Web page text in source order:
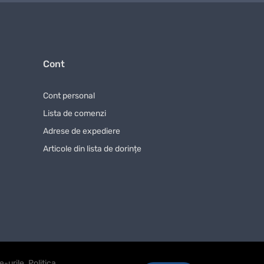
doar cu furnizori de încredere.
de comandă rapid și convenabil, astfel încât să
Cont
Cont personal
Lista de comenzi
Adrese de expediere
Articole din lista de dorințe